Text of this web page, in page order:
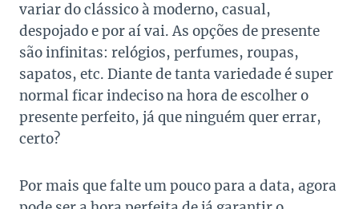
variar do clássico à moderno, casual,
despojado e por aí vai. As opções de presente
são infinitas: relógios, perfumes, roupas,
sapatos, etc. Diante de tanta variedade é super
normal ficar indeciso na hora de escolher o
presente perfeito, já que ninguém quer errar,
certo?
Por mais que falte um pouco para a data, agora